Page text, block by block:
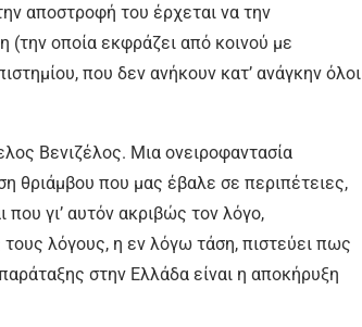
αποστροφή του έρχεται να την
(την οποία εκφράζει από κοινού με
που δεν ανήκουν κατ’ ανάγκην όλοι
Βενιζέλος. Μια ονειροφαντασία
θριάμβου που μας έβαλε σε περιπέτειες,
γι’ αυτόν ακριβώς τον λόγο,
λόγους, η εν λόγω τάση, πιστεύει πως
στην Ελλάδα είναι η αποκήρυξη